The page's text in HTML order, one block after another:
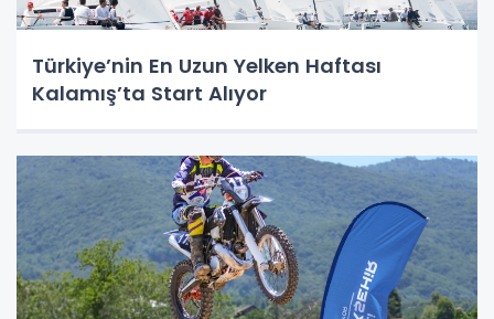
Türkiye’nin En Uzun Yelken Haftası
Kalamış’ta Start Alıyor